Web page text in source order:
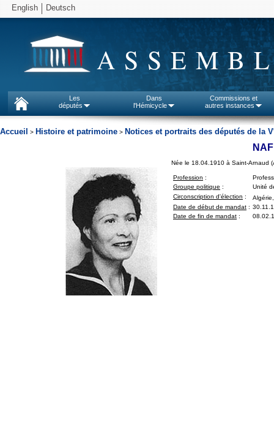
English Deutsch
Les
députés
Dans
l'Hémicycle
Commissions et
autres instances
Accueil > Histoire et patrimoine > Notices et portraits des députés de la V
Née le 18.04.1910 à Saint-Arnaud
Profession :
Groupe politique :
Unité
Circonscription d'élection :
Date de début de mandat :
Date de fin de mandat :